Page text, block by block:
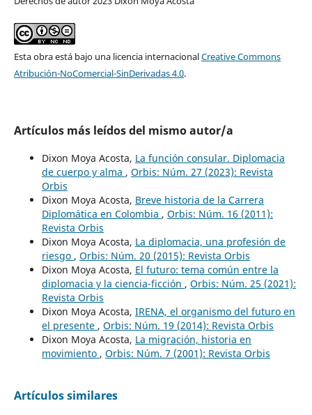
Esta obra está bajo una licencia internacionalCreative Commons
Atribución-NoComercial-SinDerivadas 4.0.
Artículos más leídos del mismo autor/a
Dixon Moya Acosta, La función consular. Diplomacia
de cuerpo y alma , Orbis: Núm. 27 (2023): Revista
Orbis
Dixon Moya Acosta, Breve historia de la Carrera
Diplomática en Colombia , Orbis: Núm. 16 (2011):
Revista Orbis
Dixon Moya Acosta, La diplomacia, una profesión de
riesgo , Orbis: Núm. 20 (2015): Revista Orbis
Dixon Moya Acosta, El futuro: tema común entre la
diplomacia y la ciencia-ficción , Orbis: Núm. 25 (2021):
Revista Orbis
Dixon Moya Acosta, IRENA, el organismo del futuro en
el presente , Orbis: Núm. 19 (2014): Revista Orbis
Dixon Moya Acosta, La migración, historia en
movimiento , Orbis: Núm. 7 (2001): Revista Orbis
Artículos similares